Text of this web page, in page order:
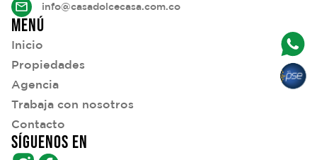
info@casadolcecasa.com.co
MENÚ
Inicio
Propiedades
Agencia
Trabaja con nosotros
Contacto
SÍGUENOS EN